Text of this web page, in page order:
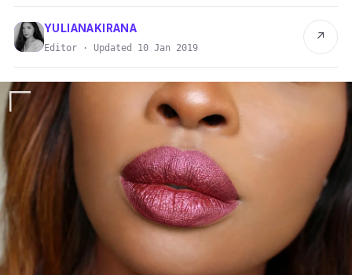
YULIANAKIRANA
Editor · Updated 10 Jan 2019
↗